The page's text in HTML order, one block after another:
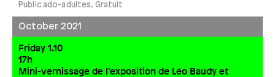
Public ado-adultes. Gratuit
October 2021
Friday 1.10
17h
Mini-vernissage de l’exposition de Léo Baudy et